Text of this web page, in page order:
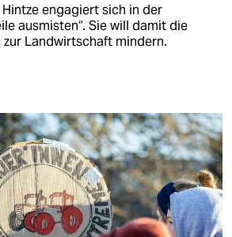
engagiert sich in der
ausmisten“. Sie will damit die
zur Landwirtschaft mindern.